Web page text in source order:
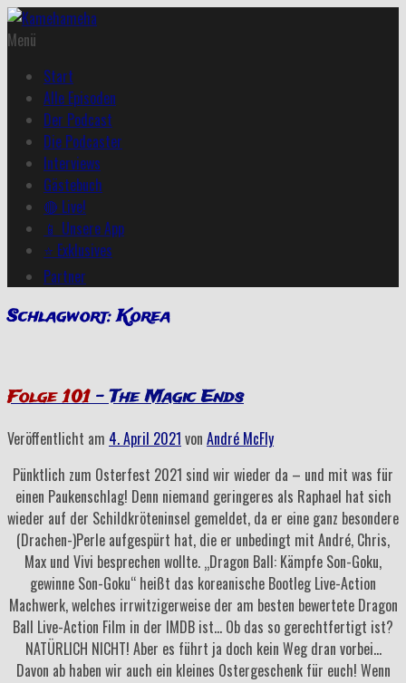
Menü
Start
Alle Episoden
Der Podcast
Die Podcaster
Interviews
Gästebuch
🔴 Live!
📱 Unsere App
⭐ Exklusives
Partner
Schlagwort:Korea
Folge 101– The Magic Ends
Veröffentlicht am 4. April 2021 von André McFly
Pünktlich zum Osterfest 2021 sind wir wieder da – und mit was für
einen Paukenschlag! Denn niemand geringeres als Raphael hat sich
wieder auf der Schildkröteninsel gemeldet, da er eine ganz besondere
(Drachen-)Perle aufgespürt hat, die er unbedingt mit André, Chris,
Max und Vivi besprechen wollte. „Dragon Ball: Kämpfe Son-Goku,
gewinne Son-Goku“ heißt das koreanische Bootleg Live-Action
Machwerk, welches irrwitzigerweise der am besten bewertete Dragon
Ball Live-Action Film in der IMDB ist… Ob das so gerechtfertigt ist?
NATÜRLICH NICHT! Aber es führt ja doch kein Weg dran vorbei…
Davon ab haben wir auch ein kleines Ostergeschenk für euch! Wenn